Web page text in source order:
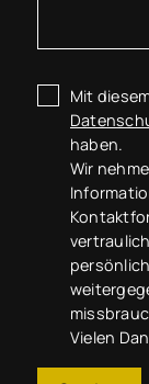
Mit
haben.
Wir
Vielen